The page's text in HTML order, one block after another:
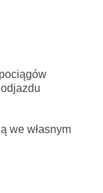
we własnym